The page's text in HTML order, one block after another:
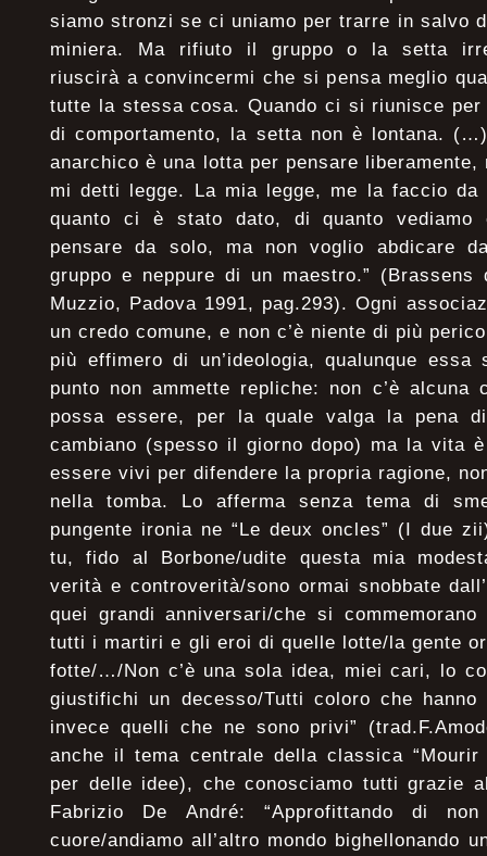
siamo stronzi se ci uniamo per trarre in salvo
miniera. Ma rifiuto il gruppo o la setta
riuscirà a convincermi che si pensa meglio
tutte la stessa cosa. Quando ci si riunisce per
di comportamento, la setta non è lontana.
anarchico è una lotta per pensare liberamente,
mi detti legge. La mia legge, me la faccio
quanto ci è stato dato, di quanto vediamo
pensare da solo, ma non voglio abdicare
gruppo e neppure di un maestro.” (Brassens
Muzzio, Padova 1991, pag.293). Ogni
un credo comune, e non c’è niente di più
più effimero di un’ideologia, qualunque
punto non ammette repliche: non c’è alcuna
possa essere, per la quale valga la pena
cambiano (spesso il giorno dopo) ma la vita
essere vivi per difendere la propria ragione,
nella tomba. Lo afferma senza tema di
pungente ironia ne “Le deux oncles” (I due
tu, fido al Borbone/udite questa mia
verità e controverità/sono ormai snobbate
quei grandi anniversari/che si
tutti i martiri e gli eroi di quelle lotte/la gente
fotte/…/Non c’è una sola idea, miei cari, lo
giustifichi un decesso/Tutti coloro che
invece quelli che ne sono privi”
anche il tema centrale della classica
per delle idee), che conosciamo tutti grazie
Fabrizio De André: “Approfittando di
cuore/andiamo all’altro mondo bighellonando